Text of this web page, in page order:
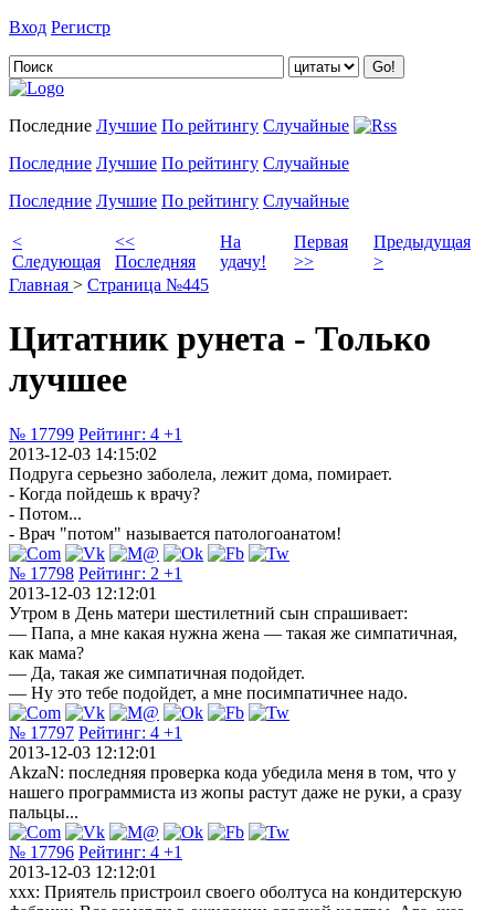
Вход Регистр
Последние Лучшие По рейтингу Случайные
Последние Лучшие По рейтингу Случайные
Последние Лучшие По рейтингу Случайные
<
Следующая
<<
Последняя
На
удачу!
Первая
>>
Предыдущая
>
Главная > Страница №445
Цитатник рунета - Только
лучшее
№ 17799 Рейтинг: 4 +1
2013-12-03 14:15:02
Подруга серьезно заболела, лежит дома, помирает.
- Когда пойдешь к врачу?
- Потом...
- Врач "потом" называется патологоанатом!
№ 17798 Рейтинг: 2 +1
2013-12-03 12:12:01
Утром в День матери шестилетний сын спрашивает:
— Папа, а мне какая нужна жена — такая же симпатичная,
как мама?
— Да, такая же симпатичная подойдет.
— Ну это тебе подойдет, а мне посимпатичнее надо.
№ 17797 Рейтинг: 4 +1
2013-12-03 12:12:01
AkzaN: последняя проверка кода убедила меня в том, что у
нашего программиста из жопы растут даже не руки, а сразу
пальцы...
№ 17796 Рейтинг: 4 +1
2013-12-03 12:12:01
xxx: Приятель пристроил своего оболтуса на кондитерскую